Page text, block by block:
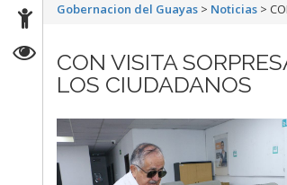
Gobernacion del Guayas > Noticias >
CON VISITA
LOS CIUDADANOS